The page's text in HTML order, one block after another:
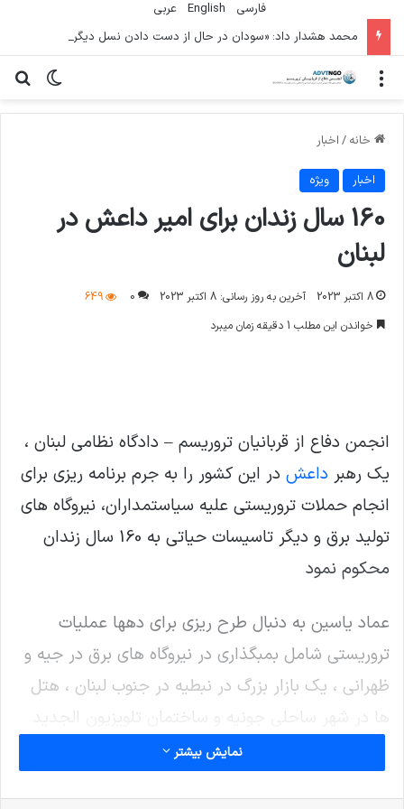
فارسی English
عربي
تغییر منو
خانه / اخبار
اخبار ویژه
160 سال زندان برای امیر داعش در
لبنان
8 اکتبر 2023 آخرین به روز رسانی: 8 اکتبر 2023 0
649
خواندن این مطلب 1 دقیقه زمان میبرد
انجمن دفاع از قربانیان تروریسم – دادگاه نظامی لبنان ،
یک رهبر داعش در این کشور را به جرم برنامه ریزی برای
انجام حملات تروریستی علیه سیاستمداران، نیروگاه های
تولید برق و دیگر تاسیسات حیاتی به 160 سال زندان
محکوم نمود
عماد یاسین به دنبال طرح ریزی برای دهها عملیات
تروریستی شامل بمبگذاری در نیروگاه های برق در جیه و
ظهرانی ، یک بازار بزرگ در نبطیه در جنوب لبنان ، هتل
ها در شهر ساحلی جونیه و ساختمان تلویزیون الجدید
وی همچنین به دنبال ترور ولید جنبلاط، نماینده سابق
نمایش بیشتر